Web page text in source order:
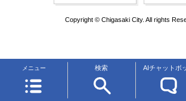
メニュー 検索 AIチャットボ
Copyright © Chigasaki City. All rights